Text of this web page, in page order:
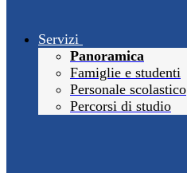
Servizi
Panoramica
Famiglie e studenti
Personale scolastico
Percorsi di studio